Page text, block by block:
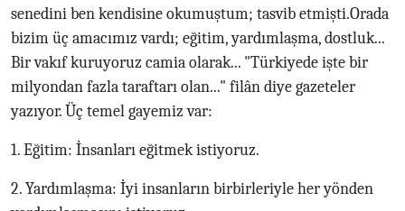
senedini ben kendisine okumuştum; tasvib etmişti.Orada
bizim üç amacımız vardı; eğitim, yardımlaşma, dostluk...
Bir vakıf kuruyoruz camia olarak... "Türkiyede işte bir
milyondan fazla taraftarı olan..." filân diye gazeteler
yazıyor. Üç temel gayemiz var:
1. Eğitim: İnsanları eğitmek istiyoruz.
2. Yardımlaşma: İyi insanların birbirleriyle her yönden